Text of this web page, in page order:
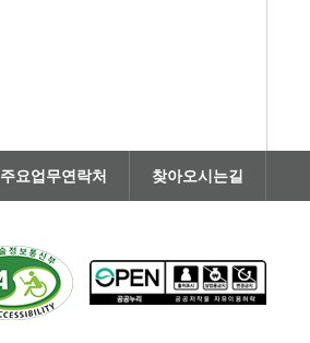
주요업무연락처 찾아오시는길